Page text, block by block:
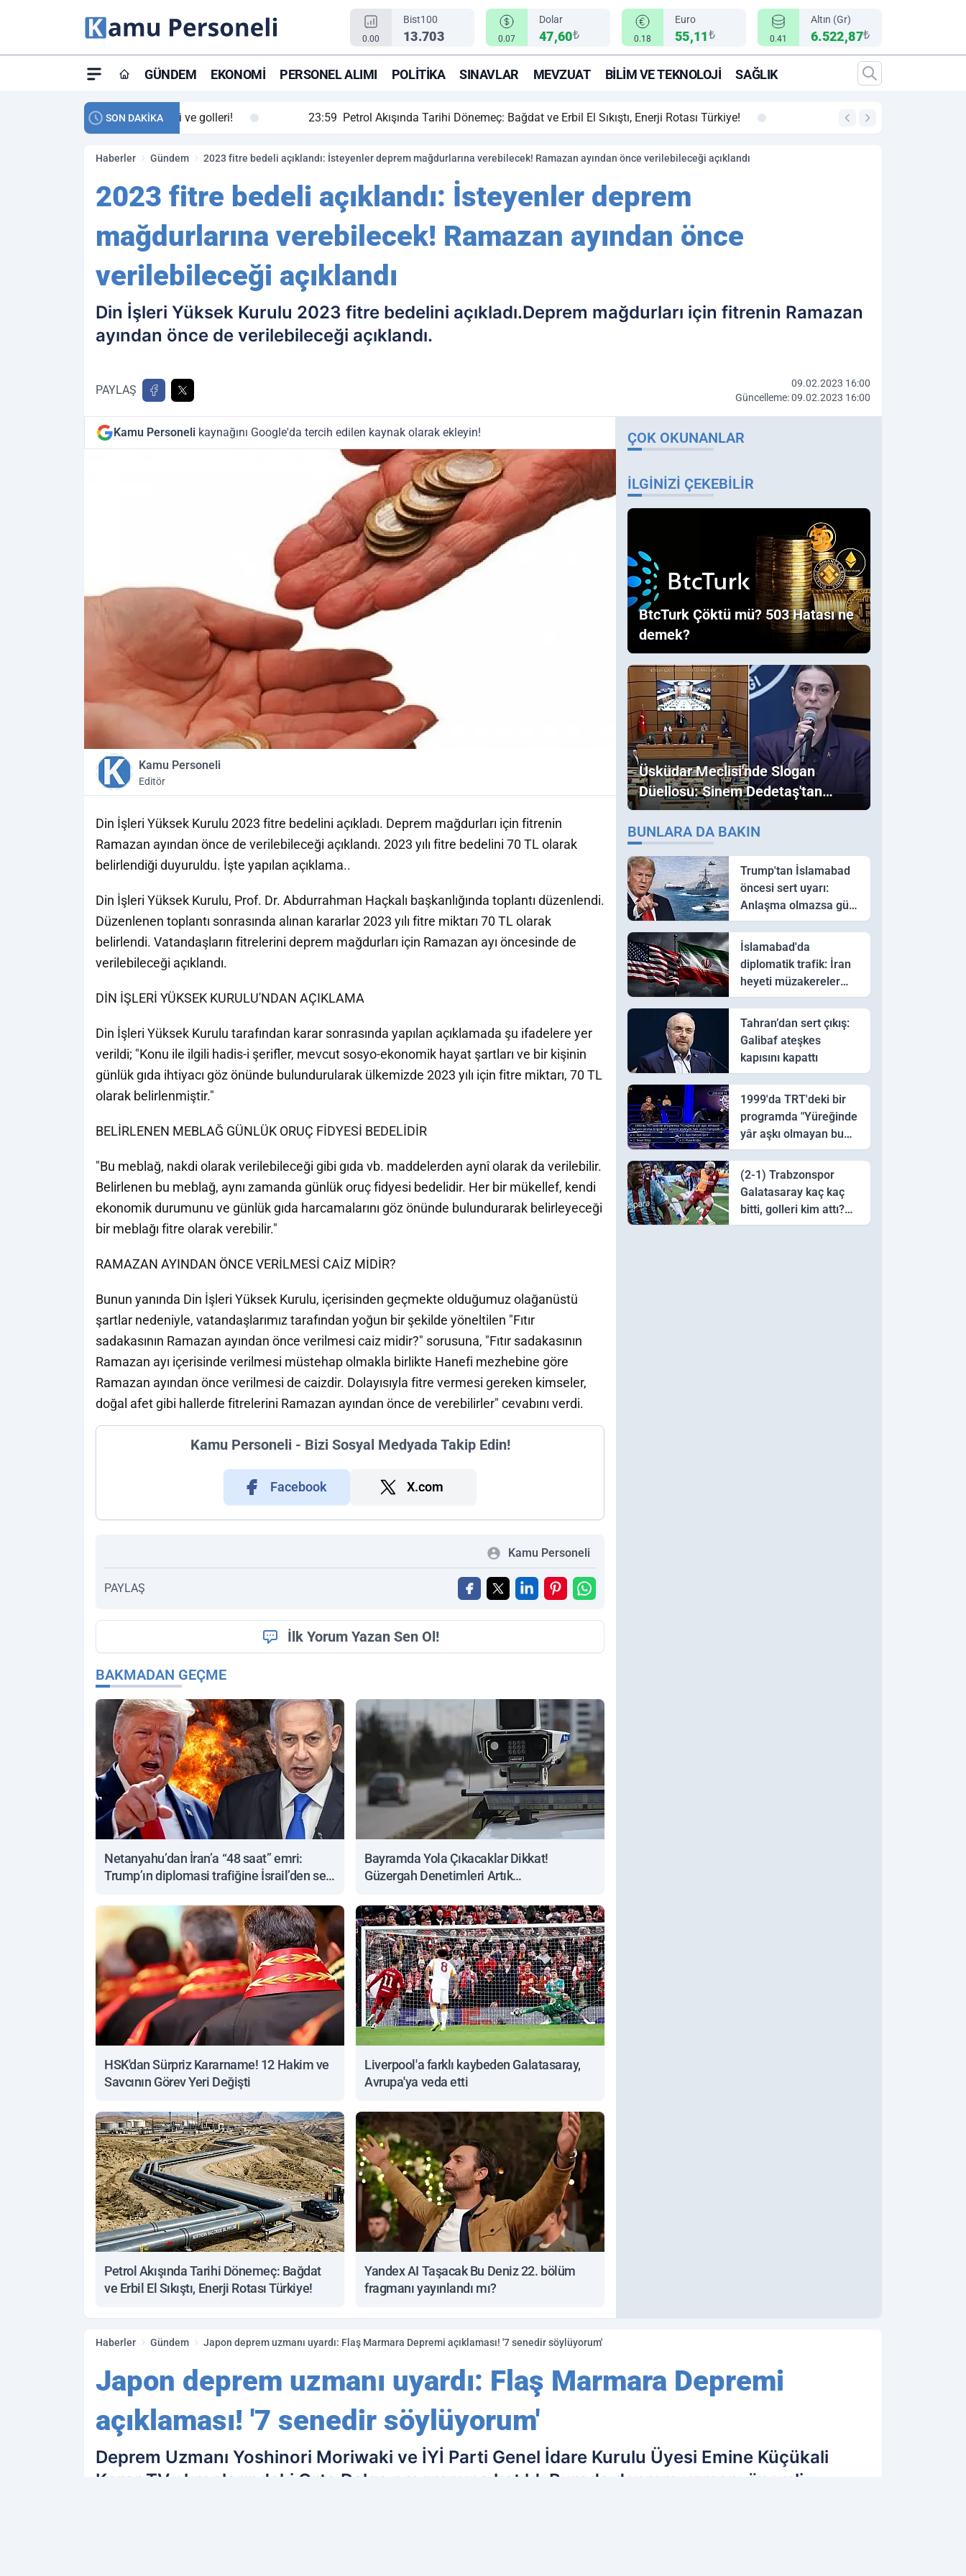
0.00
Bist100
13.703 0.07
Dolar
47,60₺ 0.18
Euro
55,11₺ 0.41
Altın (Gr)
6.522,87₺
GÜNDEM EKONOMI PERSONEL ALIMI POLITIKA SINAVLAR MEVZUAT BILIM VE TEKNOLOJI SAĞLIK
SON DAKİKA
maç özeti ve golleri! 23:59 Petrol Akışında Tarihi Dönemeç: Bağdat ve Erbil El Sıkıştı, Enerji Rotası Türkiye! 00:12
Haberler Gündem 2023 fitre bedeli açıklandı: İsteyenler deprem mağdurlarına verebilecek! Ramazan ayından önce verilebileceği açıklandı
2023 fitre bedeli açıklandı: İsteyenler deprem
mağdurlarına verebilecek! Ramazan ayından önce
verilebileceği açıklandı
Din İşleri Yüksek Kurulu 2023 fitre bedelini açıkladı.Deprem mağdurları için fitrenin Ramazan
ayından önce de verilebileceği açıklandı.
PAYLAŞ
09.02.2023 16:00
Güncelleme: 09.02.2023 16:00
Kamu Personeli kaynağını Google'da tercih edilen kaynak olarak ekleyin!
Kamu Personeli
Editör
Din İşleri Yüksek Kurulu 2023 fitre bedelini açıkladı. Deprem mağdurları için fitrenin
Ramazan ayından önce de verilebileceği açıklandı. 2023 yılı fitre bedelini 70 TL olarak
belirlendiği duyuruldu. İşte yapılan açıklama..
Din İşleri Yüksek Kurulu, Prof. Dr. Abdurrahman Haçkalı başkanlığında toplantı düzenlendi.
Düzenlenen toplantı sonrasında alınan kararlar 2023 yılı fitre miktarı 70 TL olarak
belirlendi. Vatandaşların fitrelerini deprem mağdurları için Ramazan ayı öncesinde de
verilebileceği açıklandı.
DİN İŞLERİ YÜKSEK KURULU'NDAN AÇIKLAMA
Din İşleri Yüksek Kurulu tarafından karar sonrasında yapılan açıklamada şu ifadelere yer
verildi; "Konu ile ilgili hadis-i şerifler, mevcut sosyo-ekonomik hayat şartları ve bir kişinin
günlük gıda ihtiyacı göz önünde bulundurularak ülkemizde 2023 yılı için fitre miktarı, 70 TL
olarak belirlenmiştir."
BELİRLENEN MEBLAĞ GÜNLÜK ORUÇ FİDYESİ BEDELİDİR
"Bu meblağ, nakdi olarak verilebileceği gibi gıda vb. maddelerden aynî olarak da verilebilir.
Belirlenen bu meblağ, aynı zamanda günlük oruç fidyesi bedelidir. Her bir mükellef, kendi
ekonomik durumunu ve günlük gıda harcamalarını göz önünde bulundurarak belirleyeceği
bir meblağı fitre olarak verebilir."
RAMAZAN AYINDAN ÖNCE VERİLMESİ CAİZ MİDİR?
Bunun yanında Din İşleri Yüksek Kurulu, içerisinden geçmekte olduğumuz olağanüstü
şartlar nedeniyle, vatandaşlarımız tarafından yoğun bir şekilde yöneltilen "Fıtır
sadakasının Ramazan ayından önce verilmesi caiz midir?" sorusuna, "Fıtır sadakasının
Ramazan ayı içerisinde verilmesi müstehap olmakla birlikte Hanefi mezhebine göre
Ramazan ayından önce verilmesi de caizdir. Dolayısıyla fitre vermesi gereken kimseler,
doğal afet gibi hallerde fitrelerini Ramazan ayından önce de verebilirler" cevabını verdi.
Kamu Personeli - Bizi Sosyal Medyada Takip Edin!
Facebook X.com
Kamu Personeli
PAYLAŞ
İlk Yorum Yazan Sen Ol!
BAKMADAN GEÇME
Netanyahu’dan İran’a “48 saat” emri:
Trump’ın diplomasi trafiğine İsrail’den sert
Bayramda Yola Çıkacaklar Dikkat!
Güzergah Denetimleri Artık
HSK'dan Sürpriz Kararname! 12 Hakim ve
Savcının Görev Yeri Değişti
Liverpool'a farklı kaybeden Galatasaray,
Avrupa'ya veda etti
Petrol Akışında Tarihi Dönemeç: Bağdat
ve Erbil El Sıkıştı, Enerji Rotası Türkiye!
Yandex AI Taşacak Bu Deniz 22. bölüm
fragmanı yayınlandı mı?
ÇOK OKUNANLAR
İLGINIZI ÇEKEBILIR
BtcTurk Çöktü mü? 503 Hatası ne
demek?
Üsküdar Meclisi'nde Slogan
Düellosu: Sinem Dedetaş'tan
Ezber Bozan "Erdoğan" ve
"İmamoğlu" Çıkışı!
BUNLARA DA BAKIN
Trump'tan İslamabad
öncesi sert uyarı:
Anlaşma olmazsa güç
kullanırız
İslamabad'da
diplomatik trafik: İran
heyeti müzakereler
için Pakistan'a ulaştı
Tahran’dan sert çıkış:
Galibaf ateşkes
kapısını kapattı
1999'da TRT'deki bir
programda "Yüreğinde
yâr aşkı olmayan bu
sazı çalarsa tingirdatır"
sözünü söyleyen halk
ozanı hangisidir?
(2-1) Trabzonspor
Galatasaray kaç kaç
bitti, golleri kim attı?
Trabzonspor
Haberler Gündem Japon deprem uzmanı uyardı: Flaş Marmara Depremi açıklaması! '7 senedir söylüyorum'
Japon deprem uzmanı uyardı: Flaş Marmara Depremi
açıklaması! '7 senedir söylüyorum'
Deprem Uzmanı Yoshinori Moriwaki ve İYİ Parti Genel İdare Kurulu Üyesi Emine Küçükali
Karar TV ekranlarındaki Orta Dalga programına katıldı.Burada deprem uzmanı önemli